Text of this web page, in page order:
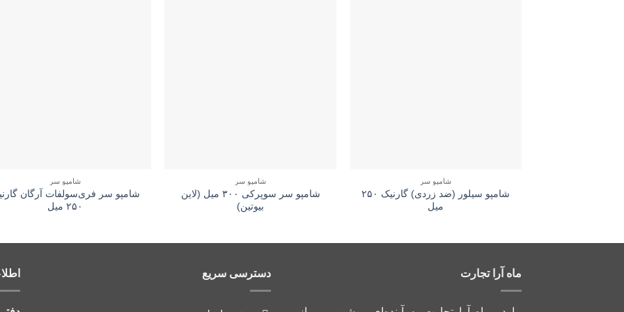
شامپو سر
شامپو سیلور (ضد زردی) گارنیک ۲۵۰
میل
شامپو سر
شامپو سر سوپرکی ۳۰۰ میل (لاین
بیوتین)
شامپو سر
شامپو سر فری‌سولفات آرگان
۲۵۰ میل
ماه آرا تجارت دسترسی سریع